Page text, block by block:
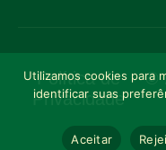
Política de
Privacidade
©
Utilizamos cookies para
identificar suas
Aceitar